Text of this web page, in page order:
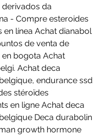
da
- Compre esteroides
en línea Achat dianabol
de venta de
en bogota Achat
Achat deca
endurance ssd
stéroïdes
en ligne Achat deca
Deca durabolin
growth hormone